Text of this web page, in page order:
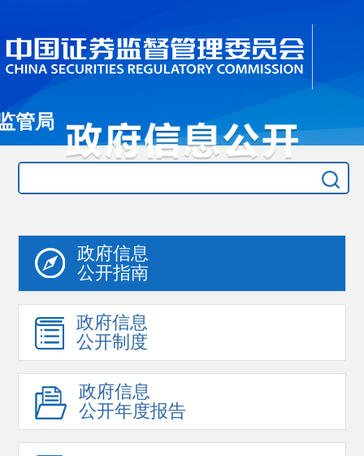
管局
政府信息
公开指南
政府信息
公开制度
政府信息
公开年度报告